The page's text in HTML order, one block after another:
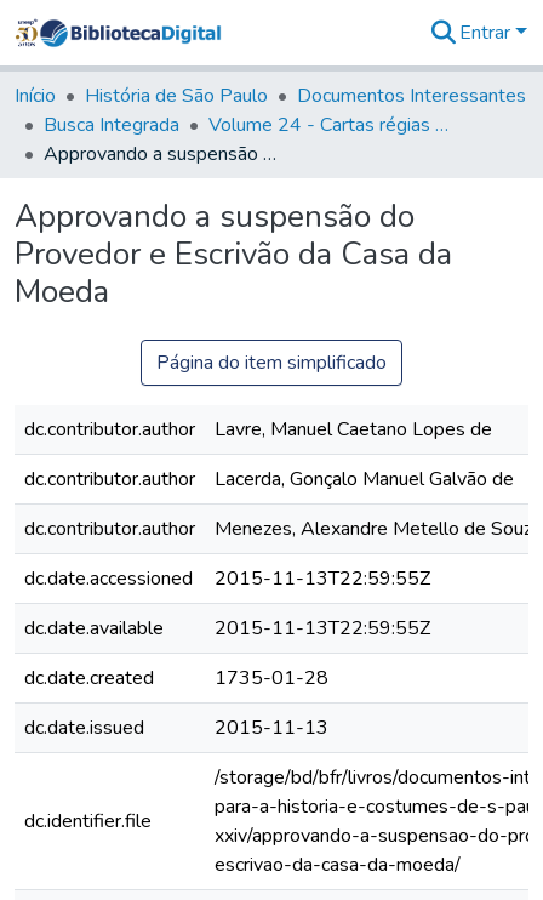
&
Coleções
Tudo na
Biblioteca
Estatísticas
Entrar
Início História de São Paulo
Documentos Interessantes
Busca Integrada
Volume 24 - Cartas régias e provisões (1730- 1738)
Approvando a suspensão do Provedor e Escrivão da Casa da Moeda
Approvando a suspensão do
Provedor e Escrivão da Casa da
Moeda
Página do item simplificado
dc.contributor.author
Lavre, Manuel Caetano Lopes de
dc.contributor.author
Lacerda, Gonçalo Manuel Galvão de
dc.contributor.author
Menezes, Alexandre Metello de Souza
dc.date.accessioned
2015-11-13T22:59:55Z
dc.date.available
2015-11-13T22:59:55Z
dc.date.created
1735-01-28
dc.date.issued
2015-11-13
dc.identifier.file
/storage/bd/bfr/livros/documentos-
para-a-historia-e-costumes-de-s-
xxiv/approvando-a-suspensao-do-
escrivao-da-casa-da-moeda/